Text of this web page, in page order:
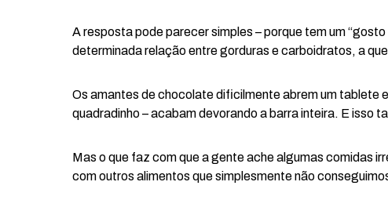
A resposta pode parecer simples – porque tem um
determinada relação entre gorduras e carboidratos, a
Os amantes de chocolate dificilmente abrem um tablete
quadradinho – acabam devorando a barra inteira. E isso
Mas o que faz com que a gente ache algumas comidas
com outros alimentos que simplesmente não